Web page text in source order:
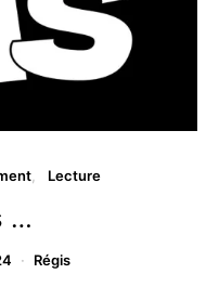
Lecture
…
Régis